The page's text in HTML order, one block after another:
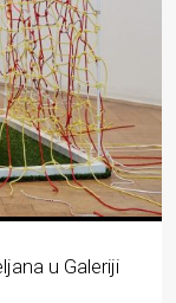
u Galeriji